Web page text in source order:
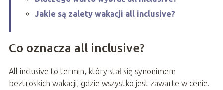
Jakie są zalety wakacji all inclusive?
Co oznacza all inclusive?
All inclusive to termin, który stał się synonimem
beztroskich wakacji, gdzie wszystko jest zawarte w cenie.